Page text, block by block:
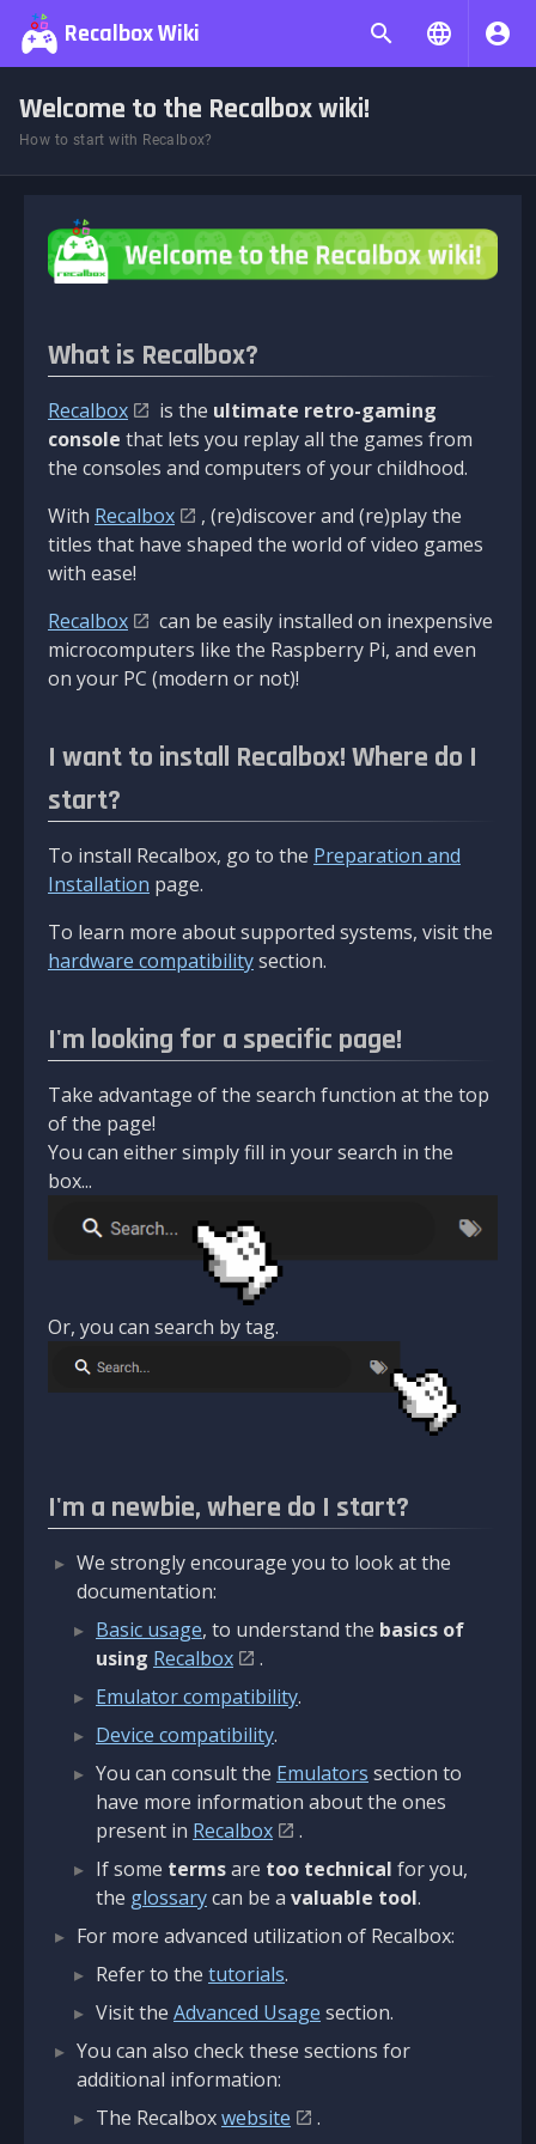
Recalbox Wiki
Welcome to the Recalbox wiki!
How to start with Recalbox?
What is Recalbox?
Recalbox is the ultimate retro-gaming
console that lets you replay all the games from
the consoles and computers of your childhood.
With Recalbox
, (re)discover and (re)play the
titles that have shaped the world of video games
with ease!
Recalbox
can be easily installed on inexpensive
microcomputers like the Raspberry Pi, and even
on your PC (modern or not)!
I want to install Recalbox! Where do I
start?
To install Recalbox, go to the Preparation and
Installation page.
To learn more about supported systems, visit the
hardware compatibilitysection.
I'm looking for a specific page!
Take advantage of the search function at the top
of the page!
You can either simply fill in your search in the
box...
Or, you can search by tag.
I'm a newbie, where do I start?
We strongly encourage you to look at the
documentation:
Basic usage, to understand the basics of
using Recalbox
.
Emulator compatibility.
Device compatibility.
You can consult the Emulators section to
have more information about the ones
present in Recalbox
.
If some termsare too technical for you,
the glossarycan be a valuable tool.
For more advanced utilization of Recalbox:
Refer to the tutorials.
Visit the Advanced Usage section.
You can also check these sections for
additional information:
The Recalboxwebsite
.